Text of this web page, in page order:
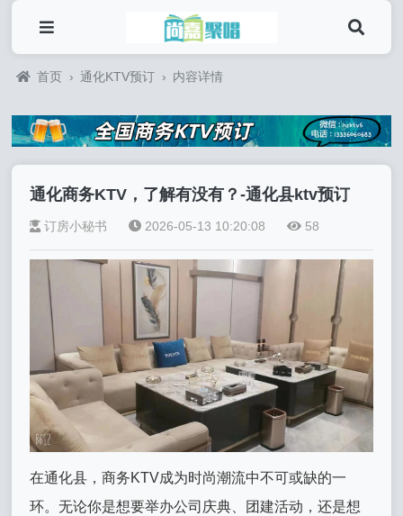
首页 › 通化KTV预订 › 内容详情
通化商务KTV，了解有没有？-通化县ktv预订
订房小秘书 2026-05-13 10:20:08 58
在通化县，商务KTV成为时尚潮流中不可或缺的一
环。无论你是想要举办公司庆典、团建活动，还是想